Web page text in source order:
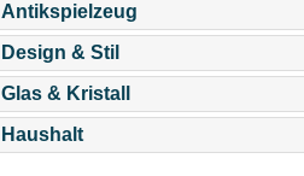
Antikspielzeug
Design & Stil
Glas & Kristall
Haushalt